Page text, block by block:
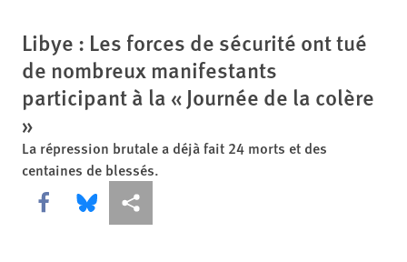
Libye : Les forces de sécurité ont tué
de nombreux manifestants
participant à la « Journée de la colère
»
La répression brutale a déjà fait 24 morts et des
centaines de blessés.
Share this via Facebook
Share this via Bluesky
Share this via Partagez